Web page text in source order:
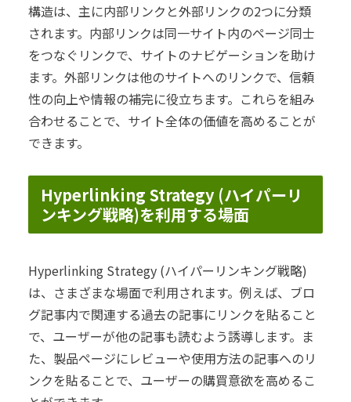
構造は、主に内部リンクと外部リンクの2つに分類
されます。内部リンクは同一サイト内のページ同士
をつなぐリンクで、サイトのナビゲーションを助け
ます。外部リンクは他のサイトへのリンクで、信頼
性の向上や情報の補完に役立ちます。これらを組み
合わせることで、サイト全体の価値を高めることが
できます。
Hyperlinking Strategy (ハイパーリ
ンキング戦略)を利用する場面
Hyperlinking Strategy (ハイパーリンキング戦略)
は、さまざまな場面で利用されます。例えば、ブロ
グ記事内で関連する過去の記事にリンクを貼ること
で、ユーザーが他の記事も読むよう誘導します。ま
た、製品ページにレビューや使用方法の記事へのリ
ンクを貼ることで、ユーザーの購買意欲を高めるこ